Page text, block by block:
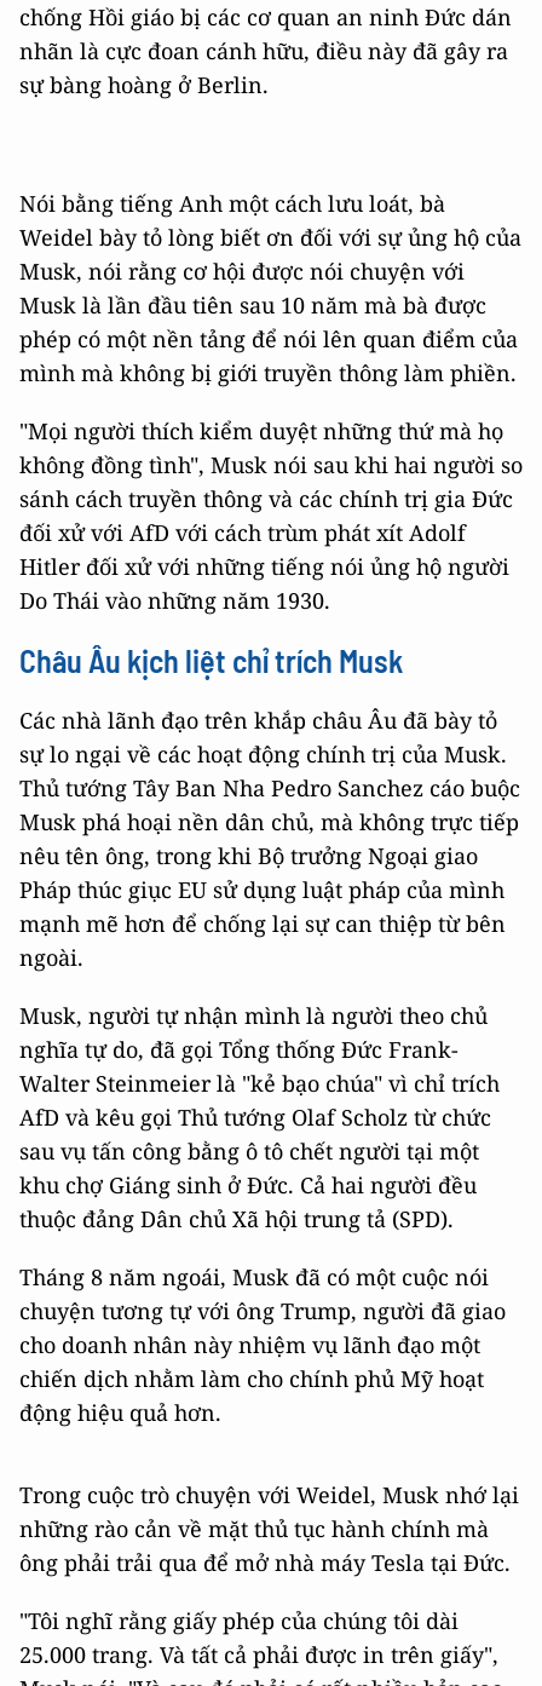
chống Hồi giáo bị các cơ quan an ninh Đức dán
nhãn là cực đoan cánh hữu, điều này đã gây ra
sự bàng hoàng ở Berlin.
Nói bằng tiếng Anh một cách lưu loát, bà
Weidel bày tỏ lòng biết ơn đối với sự ủng hộ của
Musk, nói rằng cơ hội được nói chuyện với
Musk là lần đầu tiên sau 10 năm mà bà được
phép có một nền tảng để nói lên quan điểm của
mình mà không bị giới truyền thông làm phiền.
"Mọi người thích kiểm duyệt những thứ mà họ
không đồng tình", Musk nói sau khi hai người so
sánh cách truyền thông và các chính trị gia Đức
đối xử với AfD với cách trùm phát xít Adolf
Hitler đối xử với những tiếng nói ủng hộ người
Do Thái vào những năm 1930.
Châu Âu kịch liệt chỉ trích Musk
Các nhà lãnh đạo trên khắp châu Âu đã bày tỏ
sự lo ngại về các hoạt động chính trị của Musk.
Thủ tướng Tây Ban Nha Pedro Sanchez cáo buộc
Musk phá hoại nền dân chủ, mà không trực tiếp
nêu tên ông, trong khi Bộ trưởng Ngoại giao
Pháp thúc giục EU sử dụng luật pháp của mình
mạnh mẽ hơn để chống lại sự can thiệp từ bên
ngoài.
Musk, người tự nhận mình là người theo chủ
nghĩa tự do, đã gọi Tổng thống Đức Frank-
Walter Steinmeier là "kẻ bạo chúa" vì chỉ trích
AfD và kêu gọi Thủ tướng Olaf Scholz từ chức
sau vụ tấn công bằng ô tô chết người tại một
khu chợ Giáng sinh ở Đức. Cả hai người đều
thuộc đảng Dân chủ Xã hội trung tả (SPD).
Tháng 8 năm ngoái, Musk đã có một cuộc nói
chuyện tương tự với ông Trump, người đã giao
cho doanh nhân này nhiệm vụ lãnh đạo một
chiến dịch nhằm làm cho chính phủ Mỹ hoạt
động hiệu quả hơn.
Trong cuộc trò chuyện với Weidel, Musk nhớ lại
những rào cản về mặt thủ tục hành chính mà
ông phải trải qua để mở nhà máy Tesla tại Đức.
"Tôi nghĩ rằng giấy phép của chúng tôi dài
25.000 trang. Và tất cả phải được in trên giấy",